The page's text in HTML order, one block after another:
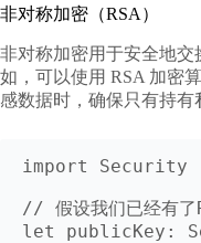
非对称加密（RSA）
非对称加密用于安全地交
如，可以使用 RSA 加密
感数据时，确保只有持有
import Security
// 假设我们已经有了
let publicKey: